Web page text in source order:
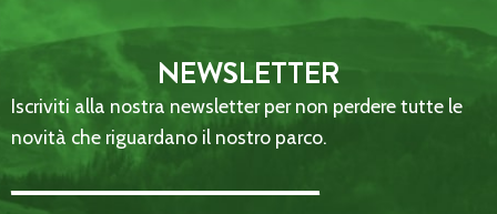
NEWSLETTER
Iscriviti alla nostra newsletter per non perdere tutte le
novità che riguardano il nostro parco.
Email Address::: (required)